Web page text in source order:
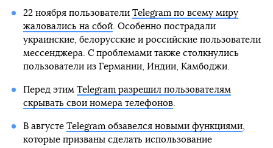
22 ноября пользователи Telegram по всему миру
жаловались на сбой. Особенно пострадали
украинские, белорусские и российские пользователи
мессенджера. С проблемами также столкнулись
пользователи из Германии, Индии, Камбоджи.
Перед этим Telegram разрешил пользователям
скрывать свои номера телефонов.
В августе Telegram обзавелся новыми функциями,
которые призваны сделать использование